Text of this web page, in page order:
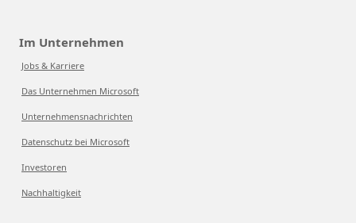
Im Unternehmen
Jobs & Karriere
Das Unternehmen Microsoft
Unternehmensnachrichten
Datenschutz bei Microsoft
Investoren
Nachhaltigkeit